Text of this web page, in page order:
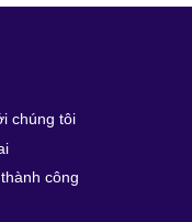
chúng tôi
công